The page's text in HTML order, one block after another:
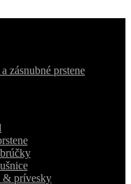
& prívesky